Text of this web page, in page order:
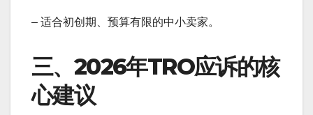
– 适合初创期、预算有限的中小卖家。
三、2026年TRO应诉的核
心建议